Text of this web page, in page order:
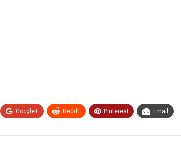
Google+ ReddIt Pinterest Email